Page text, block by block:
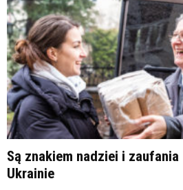
Są znakiem nadziei i
Ukrainie